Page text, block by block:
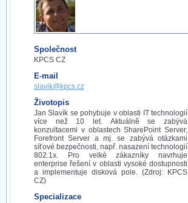
Společnost
KPCS CZ
E-mail
slavik@kpcs.cz
Životopis
Jan Slavík se pohybuje v oblasti IT technologií
více než 10 let. Aktuálně se zabývá
konzultacemi v oblastech SharePoint Server,
Forefront Server a mj. se zabývá otázkami
síťové bezpečnosti, např. nasazení technologií
802.1x. Pro velké zákazníky navrhuje
enterprise řešení v oblasti vysoké dostupnosti
a implementuje disková pole. (Zdroj: KPCS
CZ)
Specializace